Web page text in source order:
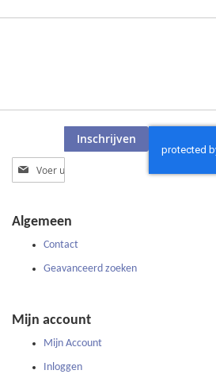
Abonneer
u
nieuwsbrief
Inschrijven
Algemeen
Contact
Geavanceerd zoeken
Mijn account
Mijn Account
Inloggen